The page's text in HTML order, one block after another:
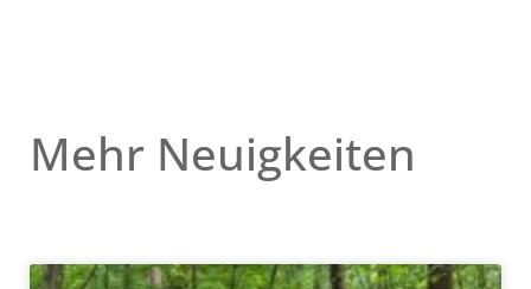
Mehr Neuigkeiten